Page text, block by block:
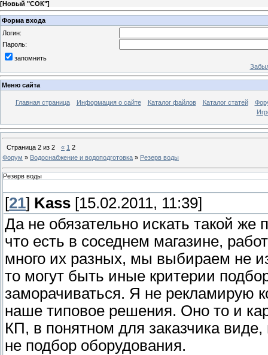
[Новый "СОК"]
Форма входа
Логин:
Пароль:
запомнить
Меню сайта
Главная страница Информация о сайте Каталог файлов Каталог статей
Страница 2 из 2 « 1 2
Форум » Водоснабжение и водоподготовка » Резерв воды
Резерв воды
[21] Kass [15.02.2011, 11:39]
Да не обязательно искать такой
что есть в соседнем магазине,
много их разных, мы выбираем не
то могут быть иные критерии
заморачиваться. Я не рекламирую
наше типовое решения. Оно то и
КП, в понятном для заказчика
не подбор оборудования.